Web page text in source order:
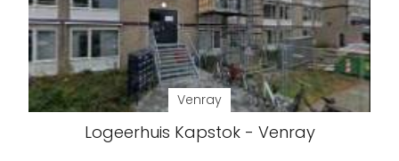
Venray
Logeerhuis Kapstok - Venray